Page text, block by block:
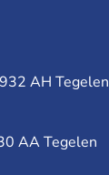
AH Tegelen
AA Tegelen